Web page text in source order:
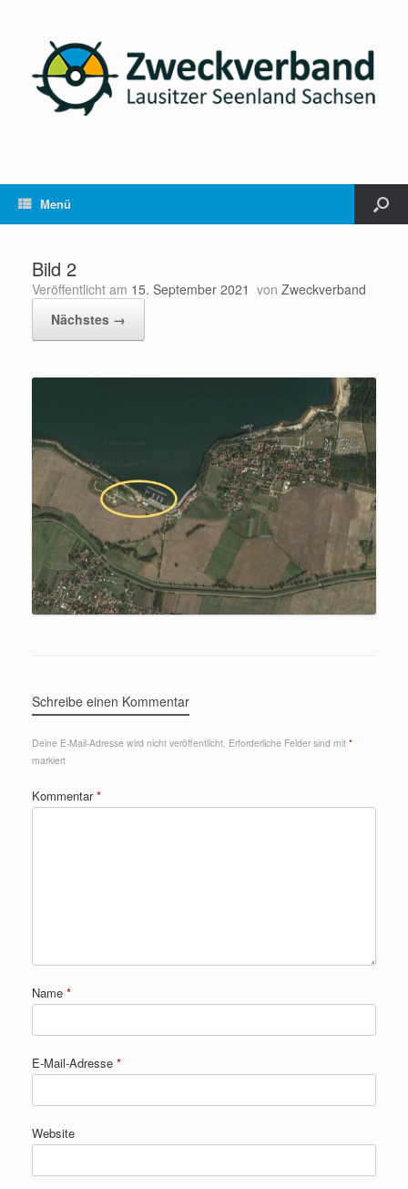
Menü
Bild 2
Veröffentlicht am 15. September 2021 von Zweckverband
Nächstes →
Schreibe einen Kommentar
Deine E-Mail-Adresse wird nicht veröffentlicht. Erforderliche Felder sind mit *
markiert
Kommentar*
Name *
E-Mail-Adresse *
Website